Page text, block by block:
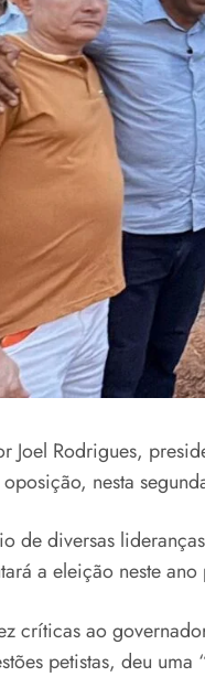
Joel Rodrigues,
nesta
de diversas
a eleição neste ano
críticas ao
petistas, deu